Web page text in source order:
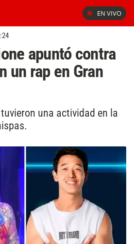
EN VIVO
apuntó contra
un rap en Gran
una actividad en la